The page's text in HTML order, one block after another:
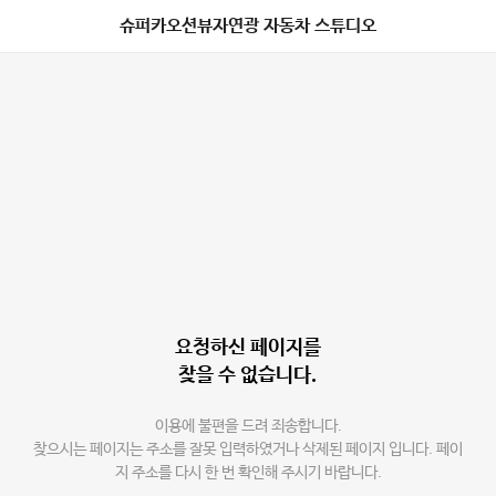
슈퍼카오션뷰자연광 자동차 스튜디오
요청하신 페이지를
찾을 수 없습니다.
이용에 불편을 드려 죄송합니다.
찾으시는 페이지는 주소를 잘못 입력하였거나 삭제된 페이지 입니다. 페이
지 주소를 다시 한 번 확인해 주시기 바랍니다.